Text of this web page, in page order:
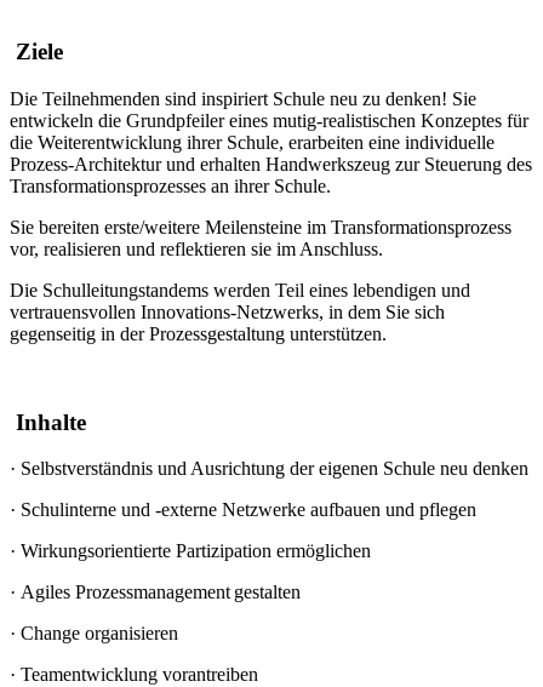
Ziele
Die Teilnehmenden sind inspiriert Schule neu zu denken! Sie
entwickeln die Grundpfeiler eines mutig-realistischen Konzeptes für
die Weiterentwicklung ihrer Schule, erarbeiten eine individuelle
Prozess-Architektur und erhalten Handwerkszeug zur Steuerung des
Transformationsprozesses an ihrer Schule.
Sie bereiten erste/weitere Meilensteine im Transformationsprozess
vor, realisieren und reflektieren sie im Anschluss.
Die Schulleitungstandems werden Teil eines lebendigen und
vertrauensvollen Innovations-Netzwerks, in dem Sie sich
gegenseitig in der Prozessgestaltung unterstützen.
Inhalte
· Selbstverständnis und Ausrichtung der eigenen Schule neu denken
· Schulinterne und -externe Netzwerke aufbauen und pflegen
· Wirkungsorientierte Partizipation ermöglichen
· Agiles Prozessmanagement gestalten
· Change organisieren
· Teamentwicklung vorantreiben